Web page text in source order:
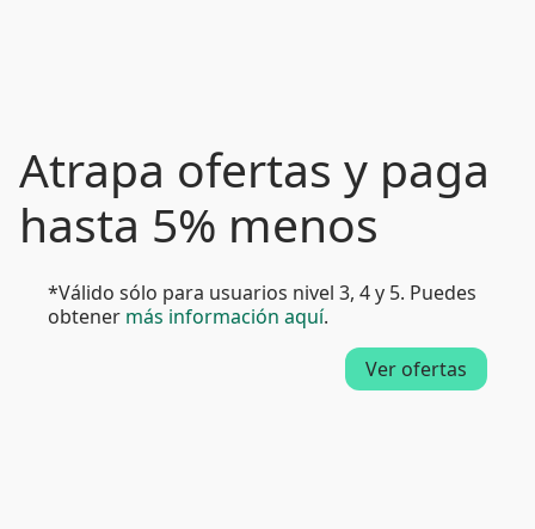
Atrapa ofertas y paga
hasta 5% menos
*Válido sólo para usuarios nivel 3, 4 y 5. Puedes
obtener más información aquí.
Ver ofertas